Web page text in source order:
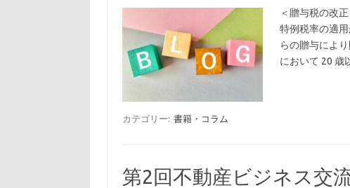
＜贈与税の改
特例税率の適
らの贈与によ
において 20
カテゴリー: 書籍・コラム
第2回不動産ビジネス交